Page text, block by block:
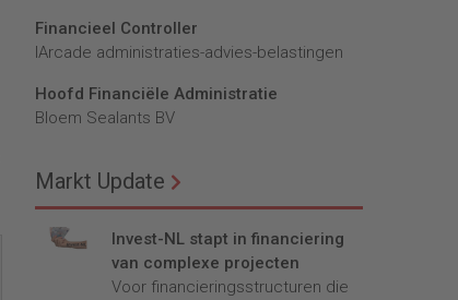
Financieel Controller
lArcade administraties-advies-belastingen
Hoofd Financiële Administratie
Bloem Sealants BV
Markt Update
Invest-NL stapt in financiering
van complexe projecten
Voor financieringsstructuren die